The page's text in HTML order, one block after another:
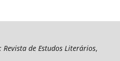
Revista de Estudos Literários,